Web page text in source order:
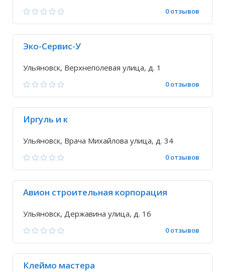
0 отзывов
Эко-Сервис-У
Ульяновск, Верхнеполевая улица, д. 1
0 отзывов
Иргуль и к
Ульяновск, Врача Михайлова улица, д. 34
0 отзывов
Авион строительная корпорация
Ульяновск, Державина улица, д. 16
0 отзывов
Клеймо мастера